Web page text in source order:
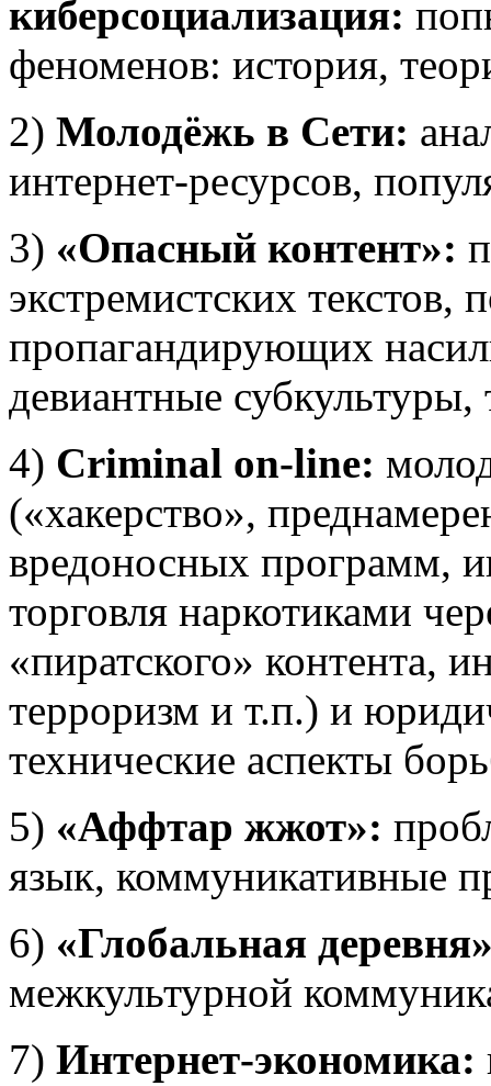
киберсоциализация:
феноменов: история,
2) Молодёжь в Сети:
интернет-ресурсов,
3) «Опасный контент»:
экстремистских текстов,
пропагандирующих
девиантные субкультуры,
4) Criminal on-line:
(«хакерство»,
вредоносных программ,
торговля наркотиками
«пиратского» контента,
терроризм и т.п.) и
технические аспекты
5) «Аффтар жжот»:
язык, коммуникативные
6) «Глобальная
межкультурной
7) Интернет-экономика: